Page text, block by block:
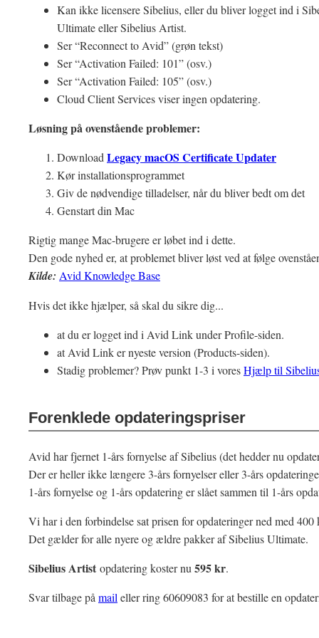
Kan ikke licensere Sibelius, eller du bliver logget ind i
Ultimate eller Sibelius Artist.
Ser “Reconnect to Avid” (grøn tekst)
Ser “Activation Failed: 101” (osv.)
Ser “Activation Failed: 105” (osv.)
Cloud Client Services viser ingen opdatering.
Løsning på ovenstående problemer:
Download Legacy macOS Certificate Updater
Kør installationsprogrammet
Giv de nødvendige tilladelser, når du bliver bedt om det
Genstart din Mac
Rigtig mange Mac-brugere er løbet ind i dette.
Den gode nyhed er, at problemet bliver løst ved at følge
Kilde: Avid Knowledge Base
Hvis det ikke hjælper, så skal du sikre dig...
at du er logget ind i Avid Link under Profile-siden.
at Avid Link er nyeste version (Products-siden).
Stadig problemer? Prøv punkt 1-3 i voresHjælp til
Forenklede opdateringspriser
Avid har fjernet 1-års fornyelse af Sibelius (det hedder nu
Der er heller ikke længere 3-års fornyelser eller 3-års
1-års fornyelse og 1-års opdatering er slået sammen til 1-års
Vi har i den forbindelse sat prisen for opdateringer ned med
Det gælder for alle nyere og ældre pakker af Sibelius Ultimate.
Sibelius Artist opdatering koster nu 595 kr.
Svar tilbage på mail eller ring 60609083 for at bestille en